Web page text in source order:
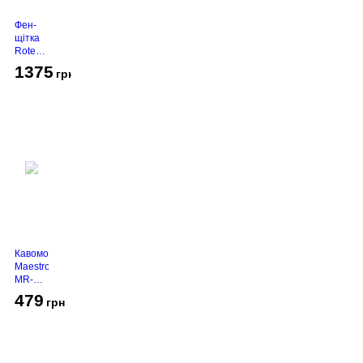
Фен-
щітка
Rotex
RHC-
490-T
1375 грн
Кавомолка
Maestro
MR-
450
Grey
479 грн